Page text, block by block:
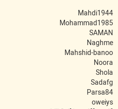
Mahdi1944
Mohammad1985
SAMAN
Naghme
Mahshid-banoo
Noora
Shola
Sadafg
Parsa84
oweiys